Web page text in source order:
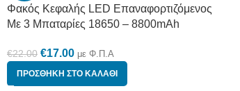
Φακός Κεφαλής LED Επαναφορτιζόμενος
Με 3 Μπαταρίες 18650 – 8800mAh
€22.00 €17.00 με Φ.Π.Α
ΠΡΟΣΘΉΚΗ ΣΤΟ ΚΑΛΆΘΙ